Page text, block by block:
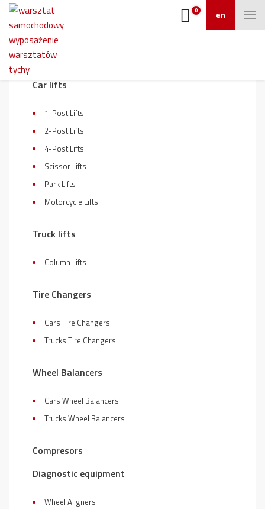
en
0
On sale
Car lifts
1-Post Lifts
2-Post Lifts
4-Post Lifts
Scissor Lifts
Park Lifts
Motorcycle Lifts
Truck lifts
Column Lifts
Tire Changers
Cars Tire Changers
Trucks Tire Changers
Wheel Balancers
Cars Wheel Balancers
Trucks Wheel Balancers
Compresors
Diagnostic equipment
Wheel Aligners